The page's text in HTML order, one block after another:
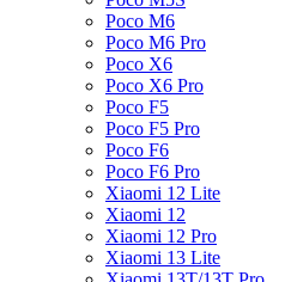
Poco M6
Poco M6 Pro
Poco X6
Poco X6 Pro
Poco F5
Poco F5 Pro
Poco F6
Poco F6 Pro
Xiaomi 12 Lite
Xiaomi 12
Xiaomi 12 Pro
Xiaomi 13 Lite